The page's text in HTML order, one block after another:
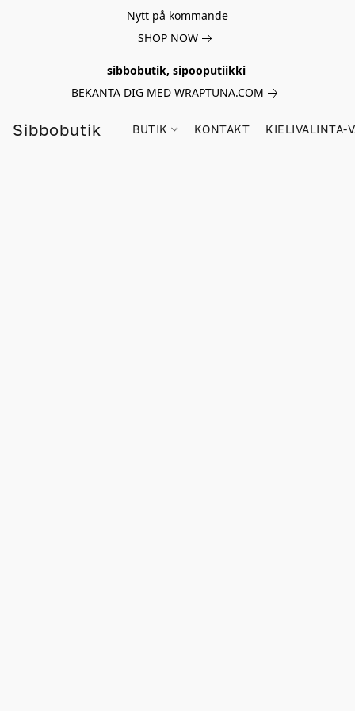
Nytt på kommande
SHOP NOW
sibbobutik, sipooputiikki
BEKANTA DIG MED WRAPTUNA.COM
Sibbobutik BUTIK KONTAKT KIELIVALINTA-